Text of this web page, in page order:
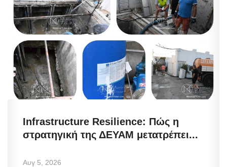
Infrastructure Resilience: Πώς η
στρατηγική της ΔΕΥΑΜ μετατρέπει...
Αυγ 5, 2026